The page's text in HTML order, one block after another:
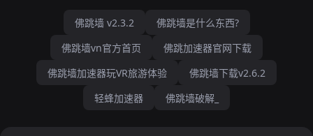
佛跳墙 v2.3.2
佛跳墙是什么东西?
佛跳墙vn官方首页
佛跳加速器官网下载
佛跳墙加速器玩VR旅游体验
佛跳墙下载v2.6.2
轻蜂加速器
佛跳墙破解_